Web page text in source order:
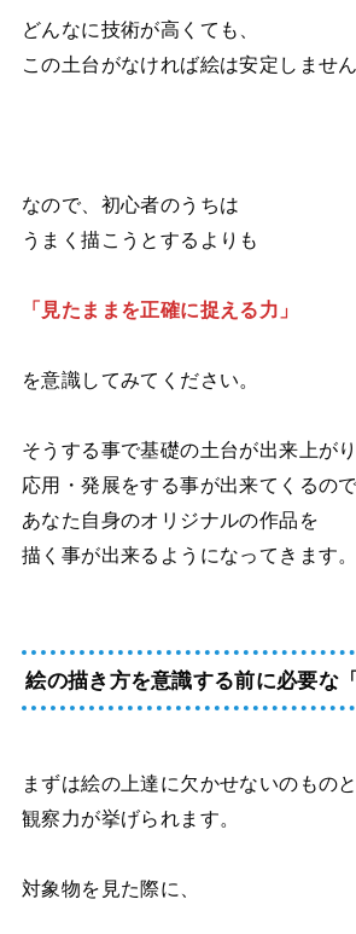
どんなに技術が高くても、
この土台がなければ絵は安定しません
なので、初心者のうちは
うまく描こうとするよりも
「見たままを正確に捉える力」
を意識してみてください。
そうする事で基礎の土台が出来上がり
応用・発展をする事が出来てくるので
あなた自身のオリジナルの作品を
描く事が出来るようになってきます。
絵の描き方を意識する前に必要な
まずは絵の上達に欠かせないのもの
観察力が挙げられます。
対象物を見た際に、